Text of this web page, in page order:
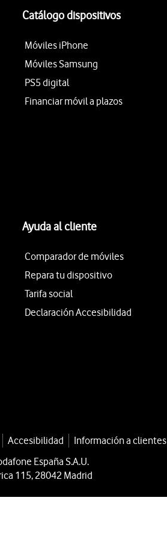
Catálogo dispositivos
Móviles iPhone
Móviles Samsung
PS5 digital
Financiar móvil a plazos
Ayuda al cliente
Comparador de móviles
Repara tu dispositivo
Tarifa social
Declaración Accesibilidad
Accesibilidad Información a clientes
España S.A.U.
115, 28042 Madrid